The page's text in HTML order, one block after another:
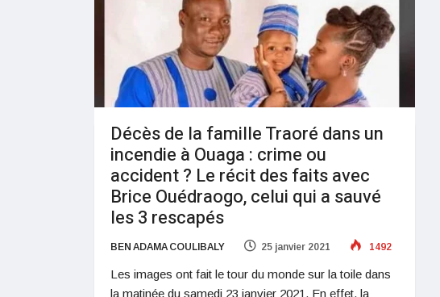
Décès de la famille Traoré dans un
incendie à Ouaga : crime ou
accident ? Le récit des faits avec
Brice Ouédraogo, celui qui a sauvé
les 3 rescapés
BEN ADAMA COULIBALY 25 janvier 2021 1492
Les images ont fait le tour du monde sur la toile dans
la matinée du samedi 23 janvier 2021. En effet, la